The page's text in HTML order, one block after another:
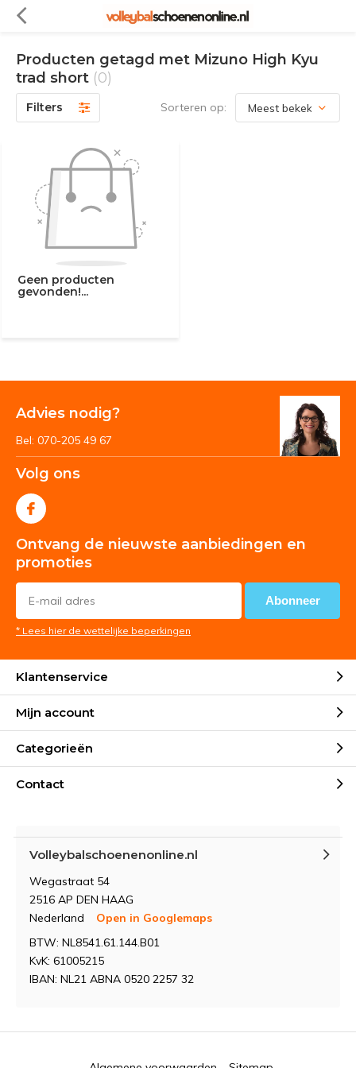
Producten getagd met Mizuno High Kyu
trad short (0)
Filters Sorteren op:
Geen producten
gevonden!...
Advies nodig?
Bel: 070-205 49 67
Volg ons
Ontvang de nieuwste aanbiedingen en
promoties
Abonneer
* Lees hier de wettelijke beperkingen
Klantenservice
Mijn account
Categorieën
Contact
Volleybalschoenenonline.nl
Wegastraat 54
2516 AP DEN HAAG
Nederland
Open in Googlemaps
BTW: NL8541.61.144.B01
KvK: 61005215
IBAN: NL21 ABNA 0520 2257 32